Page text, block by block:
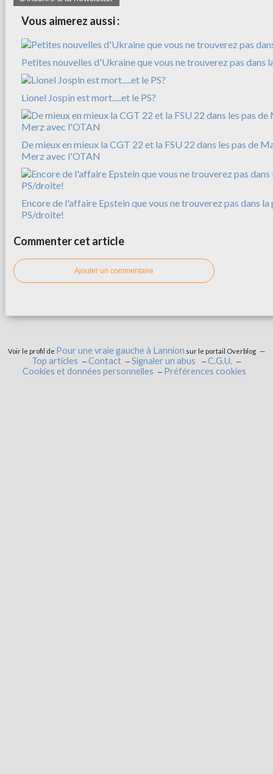
Vous aimerez aussi :
Petites nouvelles d'Ukraine que vous ne trouverez pas dans
Lionel Jospin est mort.....et le PS?
De mieux en mieux la CGT 22 et la FSU 22 dans les pas de
Merz avec l'OTAN
Encore de l'affaire Epstein que vous ne trouverez pas dans
PS/droite!
Commenter cet article
Ajouter un commentaire
Voir le profil de Pour une vraie gauche à Lannion sur le portail Overblog
Top articles Contact Signaler un abus
C.G.U.
Cookies et données personnelles
Préférences cookies